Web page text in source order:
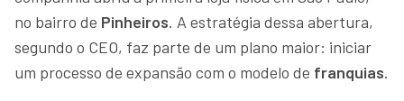
no bairro de Pinheiros. A estratégia dessa abertura,
segundo o CEO, faz parte de um plano maior: iniciar
um processo de expansão com o modelo de franquias.